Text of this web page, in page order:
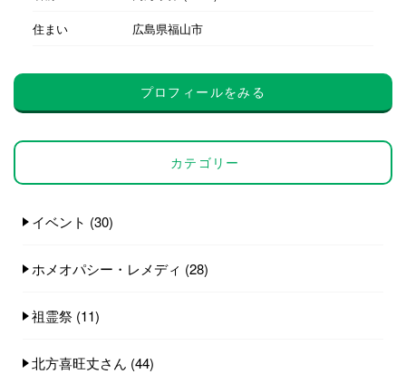
住まい
広島県福山市
プロフィールをみる
カテゴリー
イベント (30)
ホメオパシー・レメディ (28)
祖霊祭 (11)
北方喜旺丈さん (44)